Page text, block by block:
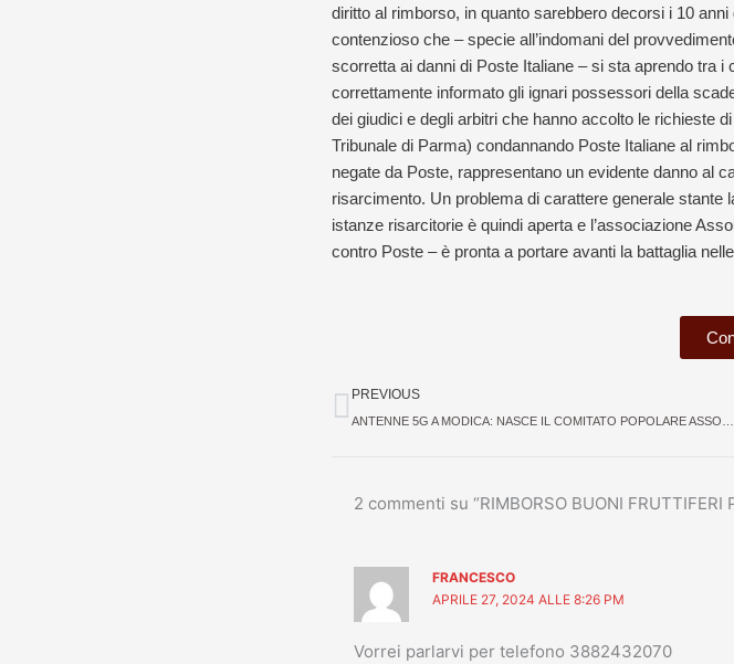
diritto al rimborso, in quanto sarebbero decorsi i 10
contenzioso che – specie all’indomani del
scorretta ai danni di Poste Italiane – si sta aprendo tra
correttamente informato gli ignari possessori della
dei giudici e degli arbitri che hanno accolto le richieste
Tribunale di Parma) condannando Poste Italiane al
negate da Poste, rappresentano un evidente danno al
risarcimento. Un problema di carattere generale
istanze risarcitorie è quindi aperta e l’associazione
contro Poste – è pronta a portare avanti la battaglia
Precedente
PREVIOUS
2 commenti su “RIMBORSO BUONI FRUTTIFERI
FRANCESCO
APRILE 27, 2024 ALLE 8:26 PM
Vorrei parlarvi per telefono 3882432070